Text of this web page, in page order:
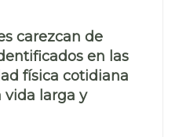
carezcan de
en las
física cotidiana
vida larga y